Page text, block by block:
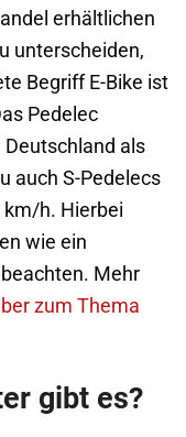
erhältlichen
unterscheiden,
Begriff E-Bike ist
Pedelec
als
auch S-Pedelecs
km/h. Hierbei
wie ein
Mehr
zum Thema
gibt es?